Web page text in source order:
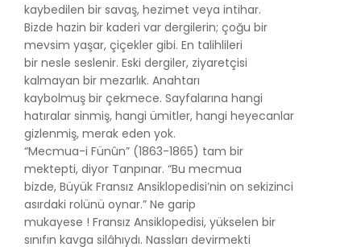
kaybedilen bir savaş, hezimet veya intihar.
Bizde hazin bir kaderi var dergilerin; çoğu bir
mevsim yaşar, çiçekler gibi. En talihlileri
bir nesle seslenir. Eski dergiler, ziyaretçisi
kalmayan bir mezarlık. Anahtarı
kaybolmuş bir çekmece. Sayfalarına hangi
hatıralar sinmiş, hangi ümitler, hangi heyecanlar
gizlenmiş, merak eden yok.
“Mecmua-i Fünûn” (1863-1865) tam bir
mektepti, diyor Tanpınar. “Bu mecmua
bizde, Büyük Fransız Ansiklopedisi’nin on sekizinci
asırdaki rolünü oynar.” Ne garip
mukayese ! Fransız Ansiklopedisi, yükselen bir
sınıfın kavga silâhıydı. Nassları devirmekti